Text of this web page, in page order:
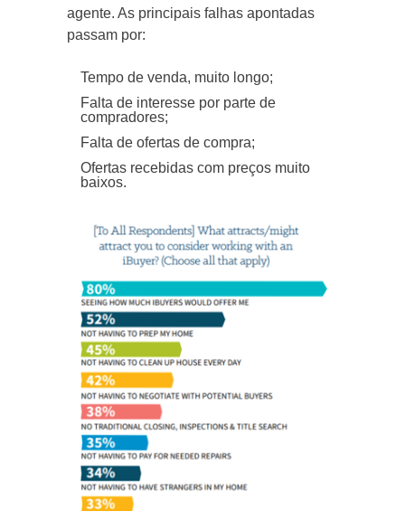
agente. As principais falhas apontadas
passam por:
Tempo de venda, muito longo;
Falta de interesse por parte de
compradores;
Falta de ofertas de compra;
Ofertas recebidas com preços muito
baixos.